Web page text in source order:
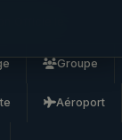
Groupe
Aéroport